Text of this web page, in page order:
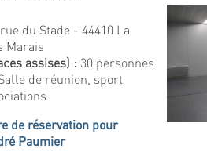
du Stade - 44410 La
Marais
assises) : 30 personnes
de réunion, sport
de réservation pour
Paumier